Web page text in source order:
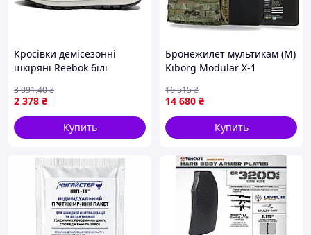
Кросівки демісезонні
шкіряні Reebok білі
2 378 ₴
3 091.40₴
Купить
Бронежилет мультикам (M)
Kiborg Modular X-1
защиты) с баллистическим
пакетом Militex, 2 класс
14 680 ₴
16 515₴
Купить